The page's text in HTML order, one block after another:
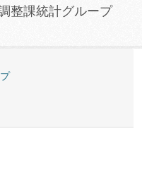
整課統計グループ